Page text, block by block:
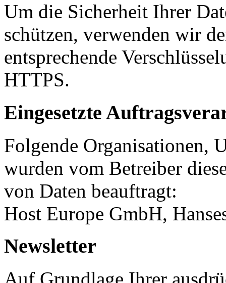
Um die Sicherheit Ihrer
schützen, verwenden wir
entsprechende
HTTPS.
Eingesetzte
Folgende Organisationen,
wurden vom Betreiber
von Daten beauftragt:
Host Europe GmbH,
Newsletter